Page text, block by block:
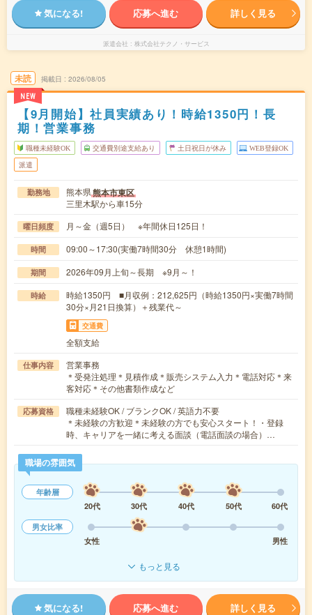
気になる! 応募へ進む 詳しく見る
派遣会社 株式会社テクノ・サービス
未読
NEW
掲載日 2026/08/05
【9月開始】社員実績あり！時給1350円！長
期！営業事務
職種未経験OK 交通費別途支給あり 土日祝日が休み WEB登録OK
派遣
勤務地 熊本県熊本市東区
三里木駅から車15分
曜日頻度 月～金（週5日） ※年間休日125日！
時間 09:00～17:30(実働7時間30分 休憩1時間)
期間 2026年09月上旬～長期 ※9月～！
時給
時給1350円 ■月収例：212,625円（時給1350円×実働7時間
30分×月21日換算）＋残業代～
交通費
全額支給
仕事内容
営業事務
＊受発注処理＊見積作成＊販売システム入力＊電話対応＊来
客対応＊その他書類作成など
応募資格
職種未経験OK / ブランクOK / 英語力不要
＊未経験の方歓迎＊未経験の方でも安心スタート！・登録
時、キャリアを一緒に考える面談（電話面談の場合）…
職場の雰囲気
年齢層
20代
30代 40代 50代
60代
男女比率
女性
男性
もっと見る
気になる! 応募へ進む 詳しく見る